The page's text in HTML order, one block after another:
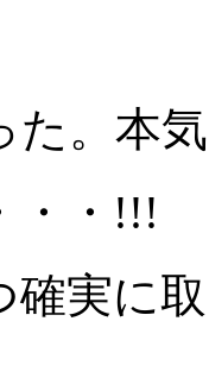
。本
・・!!!
確実に